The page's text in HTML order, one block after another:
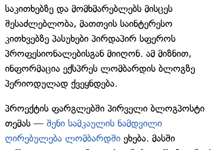
საკითხებზე და მომხმარებლებს მისცეს
შესაძლებლობა, მათთვის საინტერესო
კითხვებზე პასუხები პირდაპირ სფეროს
პროფესიონალებისგან მიიღონ. ამ მიზნით,
ინფორმაცია ექსპრეს ლომბარდის ბლოგზე
პერიოდულად ქვეყნდება.
პროექტის ფარგლებში პირველი ბლოგპოსტი
თემას — შენი სამკაულის ნამდვილი
ღირებულება ლომბარდში ეხება. მასში